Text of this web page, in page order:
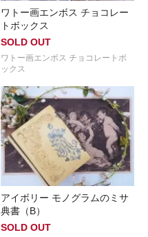
ワトー画エンボス チョコレー
トボックス
SOLD OUT
ワトー画エンボス チョコレートボ
ックス
アイボリー モノグラムのミサ
典書（B）
SOLD OUT